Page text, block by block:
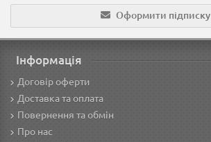
Оформити підписку
Інформація
Договір оферти
Доставка та оплата
Повернення та обмін
Про нас